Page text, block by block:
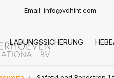
Email: info@vdhint.com
LADUNGSSICHERUNG